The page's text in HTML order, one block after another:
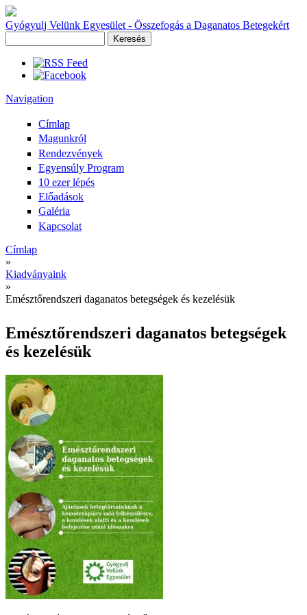
Gyógyulj Velünk Egyesület - Összefogás a Daganatos Betegekért
Keresés űrlap
Navigation
Címlap
Magunkról
Rendezvények
Egyensúly Program
10 ezer lépés
Előadások
Galéria
Kapcsolat
Jelenlegi hely
Címlap
»
Kiadványaink
»
Emésztőrendszeri daganatos betegségek és kezelésük
Emésztőrendszeri daganatos betegségek
és kezelésük